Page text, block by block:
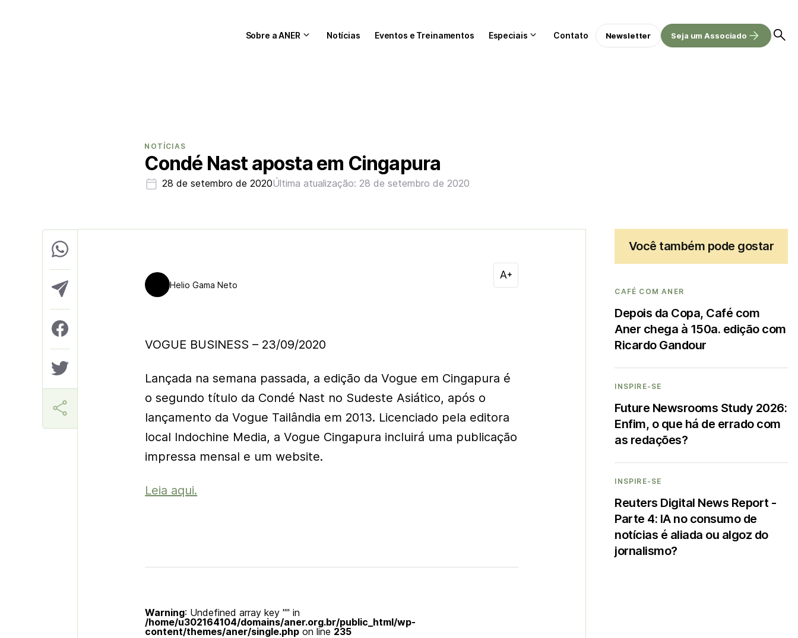
Sobre a ANER Notícias Eventos e Treinamentos Especiais Contato Newsletter Seja um Associado
NOTÍCIAS
Condé Nast aposta em Cingapura
28 de setembro de 2020Última atualização: 28 de setembro de 2020
Helio Gama Neto
VOGUE BUSINESS – 23/09/2020
Lançada na semana passada, a edição da Vogue em Cingapura é
o segundo título da Condé Nast no Sudeste Asiático, após o
lançamento da Vogue Tailândia em 2013. Licenciado pela editora
local Indochine Media, a Vogue Cingapura incluirá uma publicação
impressa mensal e um website.
Leia aqui.
Warning: Undefined array key "" in
/home/u302164104/domains/aner.org.br/public_html/wp-
content/themes/aner/single.php on line 235
Você também pode gostar
CAFÉ COM ANER
Depois da Copa, Café com
Aner chega à 150a. edição com
Ricardo Gandour
INSPIRE-SE
Future Newsrooms Study 2026:
Enfim, o que há de errado com
as redações?
INSPIRE-SE
Reuters Digital News Report -
Parte 4: IA no consumo de
notícias é aliada ou algoz do
jornalismo?